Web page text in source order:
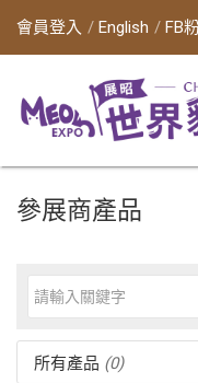
會員登入 English FB
參展商產品
所有產品 (0)